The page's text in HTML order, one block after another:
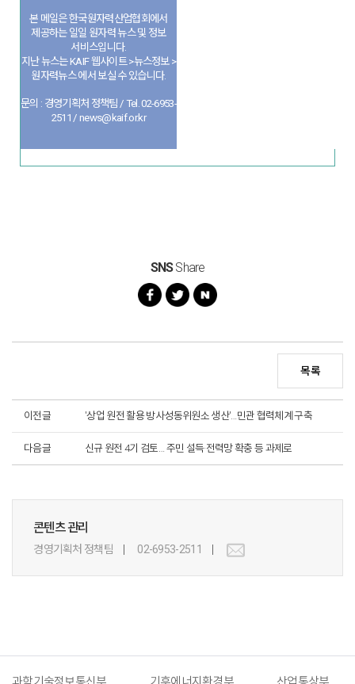
본 메일은 한국원자력산업협회에서
제공하는 일일 원자력 뉴스 및 정보
서비스입니다.
지난 뉴스는 KAIF 웹사이트 >뉴스정보 >
원자력뉴스 에서 보실 수 있습니다.
문의 : 경영기획처 정책팀 / Tel. 02-6953-
2511 / news@kaif.or.kr
SNSShare
목록
이전글 '상업 원전 활용 방사성동위원소 생산'…민관 협력체계 구축
다음글 신규 원전 4기 검토… 주민 설득·전력망 확충 등 과제로
콘텐츠 관리
경영기획처 정책팀 02-6953-2511